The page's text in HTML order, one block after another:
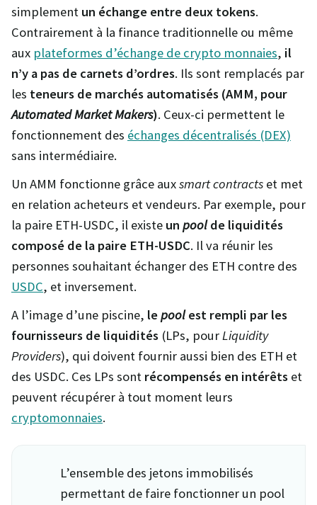
simplement un échange entre deux tokens.
Contrairement à la finance traditionnelle ou même
aux plateformes d’échange de crypto monnaies, il
n’y a pas de carnets d’ordres. Ils sont remplacés par
les teneurs de marchés automatisés (AMM, pour
Automated Market Makers). Ceux-ci permettent le
fonctionnement des échanges décentralisés (DEX)
sans intermédiaire.
Un AMM fonctionne grâce auxsmart contracts et met
en relation acheteurs et vendeurs. Par exemple, pour
la paire ETH-USDC, il existe un poolde liquidités
composé de la paire ETH-USDC. Il va réunir les
personnes souhaitant échanger des ETH contre des
USDC, et inversement.
A l’image d’une piscine, lepoolest rempli par les
fournisseurs de liquidités (LPs, pourLiquidity
Providers), qui doivent fournir aussi bien des ETH et
des USDC. Ces LPs sont récompensés en intérêts et
peuvent récupérer à tout moment leurs
cryptomonnaies.
L’ensemble des jetons immobilisés
permettant de faire fonctionner un pool